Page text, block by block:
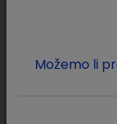
Osim
terapijama
Dechra
Možemo li